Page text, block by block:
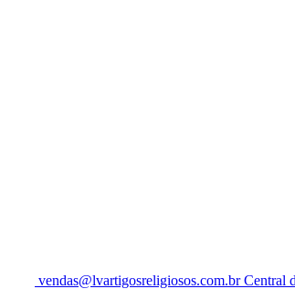
vendas@lvartigosreligiosos.com.brCentral